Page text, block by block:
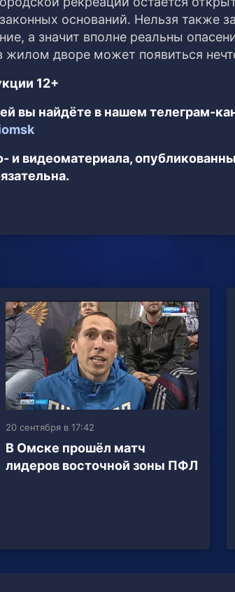
оснований. Нельзя также
а значит вполне реальны
жилом дворе может появиться
12+
вы найдёте в нашем телеграм-
и видеоматериала,
20 сентября в 17:42
В Омске прошёл матч
лидеров восточной зоны ПФЛ